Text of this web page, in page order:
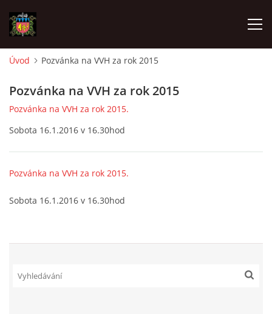
O SBORU
Úvod Pozvánka na VVH za rok 2015
Pozvánka na VVH za rok 2015
Pozvánka na VVH za rok 2015.
Sobota 16.1.2016 v 16.30hod
Pozvánka na VVH za rok 2015.
Sobota 16.1.2016 v 16.30hod